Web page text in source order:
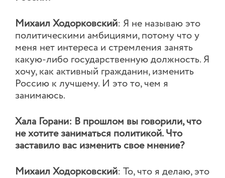
Михаил Ходорковский: Я не называю это
политическими амбициями, потому что у
меня нет интереса и стремления занять
какую-либо государственную должность. Я
хочу, как активный гражданин, изменить
Россию к лучшему. И это то, чем я
занимаюсь.
Хала Горани: В прошлом вы говорили, что
не хотите заниматься политикой. Что
заставило вас изменить свое мнение?
Михаил Ходорковский: То, что я делаю, это